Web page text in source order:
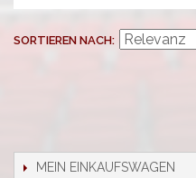
SORTIEREN NACH
MEIN EINKAUFSWAGEN